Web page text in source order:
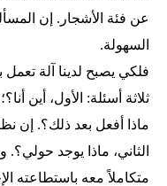
عن فئة الأشجار. إن
السهولة.
فلكي يصبح لدينا آلة تعمل
ثلاثة أسئلة: الأول، أين
الثاني، ماذا يوجد حولي؟.
متكاملاً معه باستطاعته